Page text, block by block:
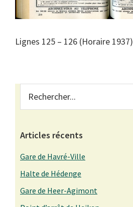
Lignes 125 – 126 (Horaire 1937)
Primary
Sidebar
Articles récents
Gare de Havré-Ville
Halte de Hédenge
Gare de Heer-Agimont